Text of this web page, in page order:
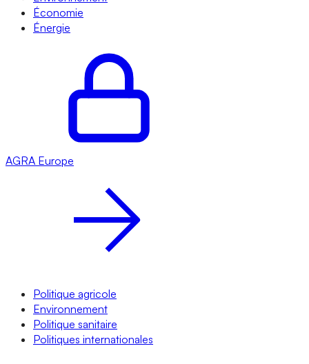
Économie
Énergie
AGRA Europe
Politique agricole
Environnement
Politique sanitaire
Politiques internationales